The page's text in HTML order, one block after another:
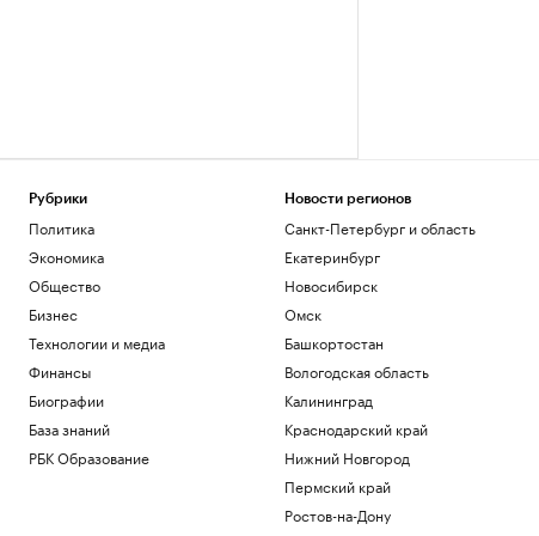
Рубрики
Политика
Экономика
Общество
Бизнес
Технологии и медиа
Финансы
Биографии
База знаний
РБК Образование
Новости регионов
Санкт-Петербург и область
Екатеринбург
Новосибирск
Омск
Башкортостан
Вологодская область
Калининград
Краснодарский край
Нижний Новгород
Пермский край
Ростов-на-Дону